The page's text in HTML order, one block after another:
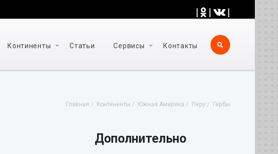
| | |
Континенты Статьи Cервисы Контакты
Главная Континенты Южная Америка Перу Гербы
Дополнительно